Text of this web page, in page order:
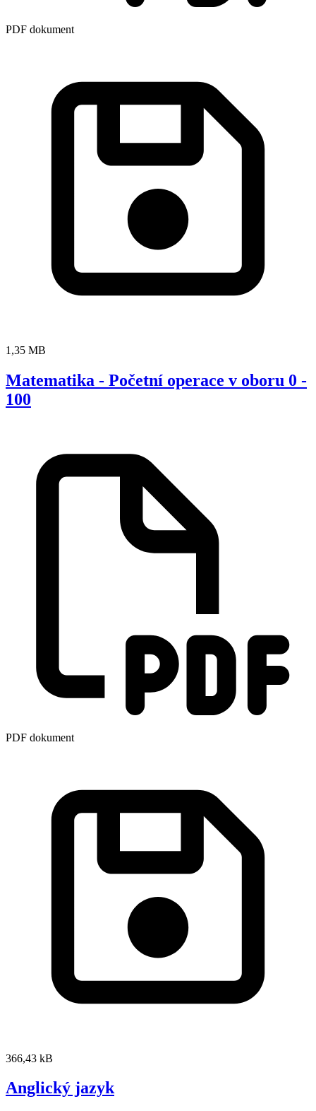
PDF dokument
1,35 MB
Matematika - Početní operace v oboru 0 -
100
PDF dokument
366,43 kB
Anglický jazyk